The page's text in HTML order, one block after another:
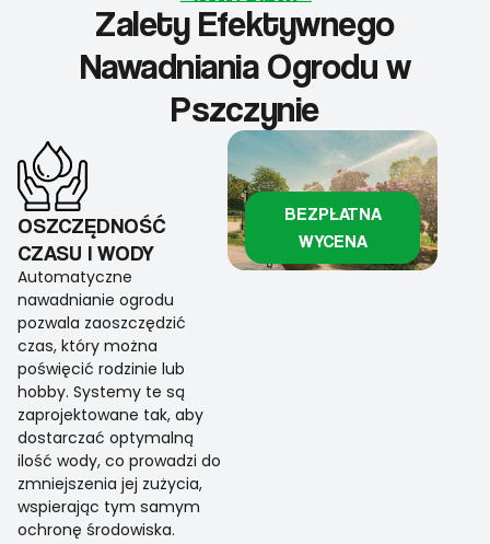
Zalety Efektywnego
Nawadniania Ogrodu w
Pszczynie
OSZCZĘDNOŚĆ
CZASU I WODY
Automatyczne
nawadnianie ogrodu
pozwala zaoszczędzić
czas, który można
poświęcić rodzinie lub
hobby. Systemy te są
zaprojektowane tak, aby
dostarczać optymalną
ilość wody, co prowadzi do
zmniejszenia jej zużycia,
wspierając tym samym
ochronę środowiska.
BEZPŁATNA
WYCENA